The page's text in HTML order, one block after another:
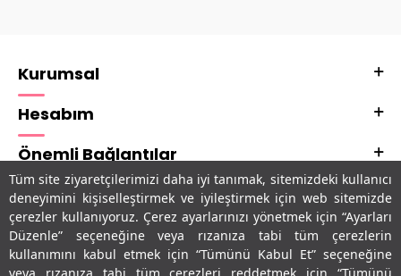
Tüm site ziyaretçilerimizi daha iyi tanımak, sitemizdeki kullanıcı
deneyimini kişiselleştirmek ve iyileştirmek için web sitemizde
çerezler kullanıyoruz. Çerez ayarlarınızı yönetmek için “Ayarları
Düzenle” seçeneğine veya rızanıza tabi tüm çerezlerin
kullanımını kabul etmek için “Tümünü Kabul Et” seçeneğine
Kurumsal
Hesabım
Önemli Bağlantılar
Adres & İletişim
Uygulamalarımız